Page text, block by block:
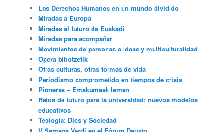
Los Derechos Humanos en un mundo dividido
Miradas a Europa
Miradas al futuro de Euskadi
Miradas para acompañar
Movimientos de personas e ideas y multiculturalidad
Opera bihotzetik
Otras culturas, otras formas de vida
Periodismo comprometido en tiempos de crisis
Pioneras – Emakumeak leman
Retos de futuro para la universidad: nuevos modelos
educativos
Teología: Dios y Sociedad
V Semana Verdi en el Fórum Deusto